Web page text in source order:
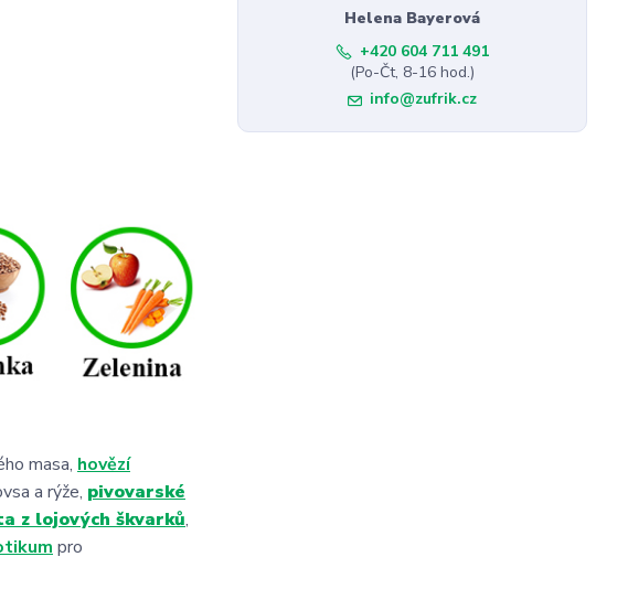
masa, hovězí
a rýže, pivovarské
z lojových škvarků,
pro
Helena Bayerová
+420 604 711 491
(Po-Čt, 8-16 hod.)
info@zufrik.cz